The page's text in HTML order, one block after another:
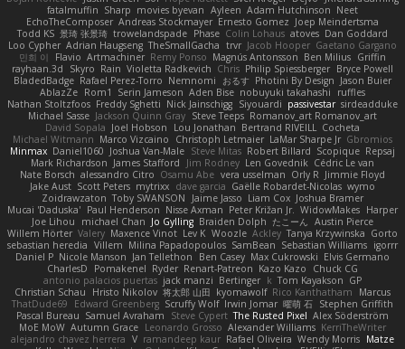
fatalmuffin Sharp movies byevan Ayleen Adam Hutchinson Neet
EchoTheComposer Andreas Stockmayer Ernesto Gomez Joep Meindertsma
Todd KS 景琦 张景琦 trowelandspade Phase Colin Lohaus atoves Dan Goddard
Loo Cypher Adrian Haugseng TheSmallGacha trvr Jacob Hooper Gaetano Gargano
민희 이
Flavio Artmachiner Remy Ponso Magnús Antonsson Ben Milius Griffin
rayhaan.3d
Skyro Rain Violetta Radkevich Chris Philip Spiessberger Bryce Powell
BladedBadge Rafael Perez-Torro Nemnomi おるす Photini By Design Jason Buier
AblazZe Rom1 Serin Jameson Aden Bise nobuyuki takahashi
ruffles
Nathan Stoltzfoos Freddy Sghetti Nick Jainschigg Siyouardi passivestar sirdeadduke
Michael Sasse Jackson Quinn Gray Steve Teeps Romanov_art Romanov_art
David Sopala Joel Hobson Lou Jonathan Bertrand RIVEILL
Cocheta
Michael Witmann Marco Vizcaino Christoph Letmaier LaMar Sharpe Jr Gbromios
Minmax Daniel1060 Joshua Van-Male Steve Mitas Robert Billard Scopique Repsaj
Mark Richardson James Stafford Jim Rodney Len Govednik Cédric Le van
Nate Borsch alessandro Citro Osamu Abe vera usselman Orly R Jimmie Floyd
Jake Aust Scott Peters mytrixx dave garcia Gaëlle Robardet-Nicolas wymo
Zoidrawzaton Toby SWANSON Jaime Jasso Liam Cox Joshua Bramer
Mucai 'Daduska' Paul Henderson Nisse Axman Peter Križan Jr. WidowMakes Harper
Joe Lihou
michael Chan Jo Gylling Braiden Dolph たこーん
Austin Pierce
Willem Hörter Valery Maxence Vinot Lev K Woozle Ackley Tanya Krzywinska Gorto
sebastian heredia Villem Milina Papadopoulos SamBean Sebastian Williams igorrr
Daniel P Nicole Manson Jan Tellethon Ben Casey Max Cukrowski Elvis Germano
CharlesD
Pomakenel Ryder Renart-Patreon Kazo Kazo
Chuck CG
antonio palacios puertas jack manzi Bertinger k Tom Kayakson GP
Christian Schau
Hristo Nikolov 将太郎 山田 kyomawolf Rico Kanthatham
Marcus
ThatDude69
Edward Greenberg Scruffy Wolf Irwin Jomar 曜萌 石 Stephen Griffith
Pascal Bureau Samuel Avraham Steve Cypert The Rusted Pixel Alex Söderström
MoE MoW Autumn Grace Leonardo Grosso Alexander Williams KerriTheWriter
alejandro chavez herrera V ramandeep kaur Rafael Oliveira Wendy Morris Matze